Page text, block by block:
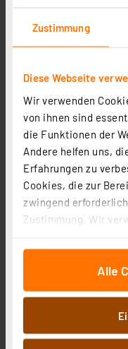
Zustimmung
Diese Webseite
Wir verwenden
von ihnen sind
die Funktionen der
Andere helfen uns,
Erfahrungen zu
Cookies, die zur
zwingend
Zustimmung. Wir
für soziale Medien
auf unsere Website
wir Informationen zu
an unsere Partner für
Analysen weiter.
Informationen
Alle
Artikel-Nr. 253312